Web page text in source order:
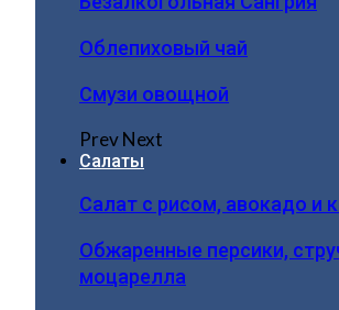
Облепиховый чай
Смузи овощной
PrevNext
Салаты
Салат с рисом, авокадо и
Обжаренные персики,
моцарелла